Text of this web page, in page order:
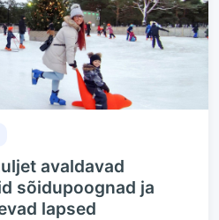
avaldavad
sõidupoognad ja
lapsed